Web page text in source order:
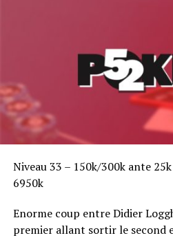
Niveau 33 – 150k/300k ante
6950k
Enorme coup entre Didier
premier allant sortir le second